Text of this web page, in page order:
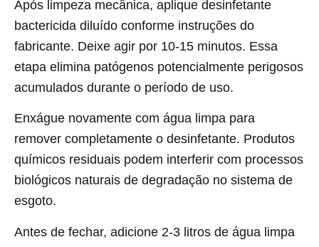
Após limpeza mecânica, aplique desinfetante
bactericida diluído conforme instruções do
fabricante. Deixe agir por 10-15 minutos. Essa
etapa elimina patógenos potencialmente perigosos
acumulados durante o período de uso.
Enxágue novamente com água limpa para
remover completamente o desinfetante. Produtos
químicos residuais podem interferir com processos
biológicos naturais de degradação no sistema de
esgoto.
Antes de fechar, adicione 2-3 litros de água limpa